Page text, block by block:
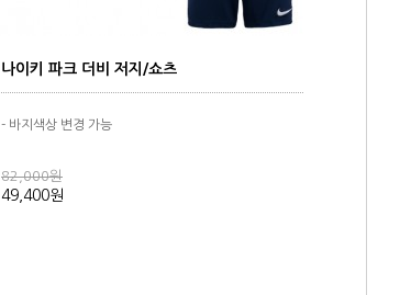
나이키 파크 더비 저지/쇼츠
- 바지색상 변경 가능
82,000원
49,400원